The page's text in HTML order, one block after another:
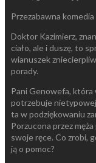
Przezabawna
Doktor Kazimierz,
ciało, ale i duszę, to
wianuszek
porady.
Pani Genowefa, która
potrzebuje nietypowej
ta w podziękowaniu
Porzucona przez
swoje ręce. Co zrobi,
ją o pomoc?